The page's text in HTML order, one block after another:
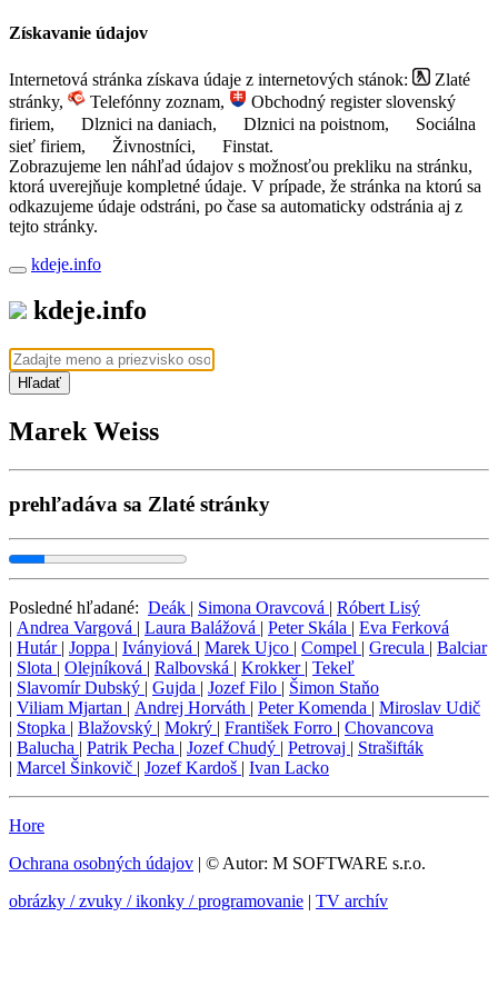
Získavanie údajov
Internetová stránka získava údaje z internetových stánok:
Zlaté
stránky,
Telefónny zoznam,
Obchodný register slovenský
firiem,
Dlznici na daniach, Dlznici na poistnom,
Sociálna
sieť firiem,
Živnostníci,
Finstat.
Zobrazujeme len náhľad údajov s možnosťou prekliku na stránku,
ktorá uverejňuje kompletné údaje. V prípade, že stránka na ktorú sa
odkazujeme údaje odstráni, po čase sa automaticky odstránia aj z
tejto stránky.
kdeje.info
kdeje.info
Hľadať
Marek Weiss
prehľadáva sa Zlaté stránky
Posledné hľadané: Deák | Simona Oravcová | Róbert Lisý
| Andrea Vargová | Laura Balážová | Peter Skála | Eva Ferková
| Hutár | Joppa | Iványiová | Marek Ujco | Compel | Grecula | Balciar
| Slota | Olejníková | Ralbovská | Krokker | Tekeľ
| Slavomír Dubský | Gujda | Jozef Filo | Šimon Staňo
| Viliam Mjartan | Andrej Horváth | Peter Komenda | Miroslav Udič
| Stopka | Blažovský | Mokrý | František Forro | Chovancova
| Balucha | Patrik Pecha | Jozef Chudý | Petrovaj | Strašifták
| Marcel Šinkovič | Jozef Kardoš | Ivan Lacko
Hore
Ochrana osobných údajov | © Autor: M SOFTWARE s.r.o.
obrázky / zvuky / ikonky / programovanie | TV archív